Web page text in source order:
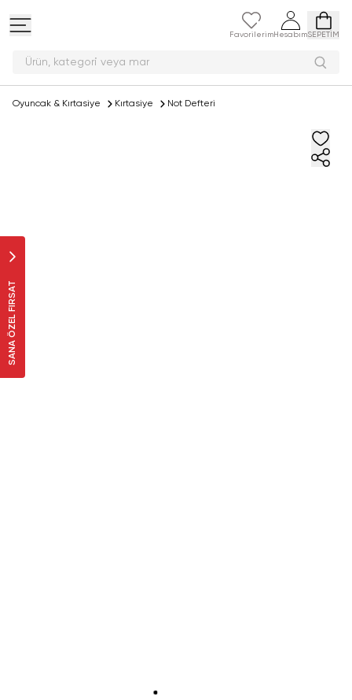
Favorilerim HesabımSEPETİM
Ürün, kategori v
SANA ÖZEL FIRSAT
Oyuncak & Kırtasiye Kırtasiye Not Defteri